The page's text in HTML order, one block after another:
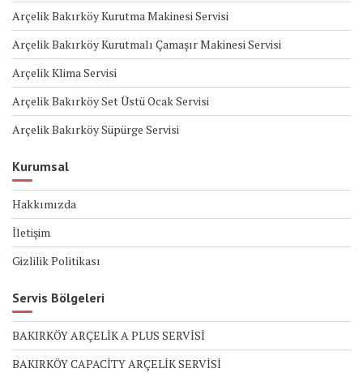
Arçelik Bakırköy Kurutma Makinesi Servisi
Arçelik Bakırköy Kurutmalı Çamaşır Makinesi Servisi
Arçelik Klima Servisi
Arçelik Bakırköy Set Üstü Ocak Servisi
Arçelik Bakırköy Süpürge Servisi
Kurumsal
Hakkımızda
İletişim
Gizlilik Politikası
Servis Bölgeleri
BAKIRKÖY ARÇELİK A PLUS SERVİSİ
BAKIRKÖY CAPACİTY ARÇELİK SERVİSİ